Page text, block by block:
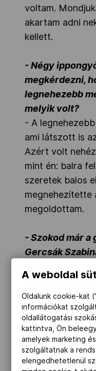
voltam.
akartam adni
kellett.
- Négy
megkérdezni,
legnehezebb
melyik volt?
- A
ami látszott is
Azért volt
mint én: balra
szeretek balos
megnehezítette
megoldottam.
- Szokod már a
Gercsák
- Még nem
- Mit jelenthet
tartozol ebben
mezőnyben,
lehetnek, sőt!
- Rióra egyelőre
A weboldal
Oldalunk cookie-kat
információkat
oldallátogatási
kattintva, Ön
amelyek marketing
szolgáltatnak a
elengedhetetlenül